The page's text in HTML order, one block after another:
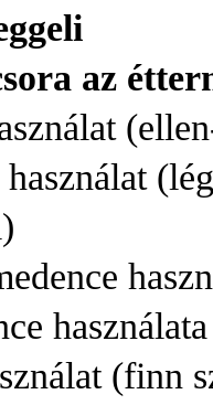
az
használata
(finn